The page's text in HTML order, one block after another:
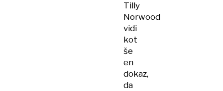
Tilly
Norwood
vidi
kot
še
en
dokaz,
da